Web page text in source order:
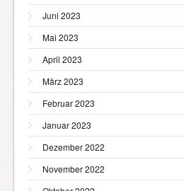
Juni 2023
Mai 2023
April 2023
März 2023
Februar 2023
Januar 2023
Dezember 2022
November 2022